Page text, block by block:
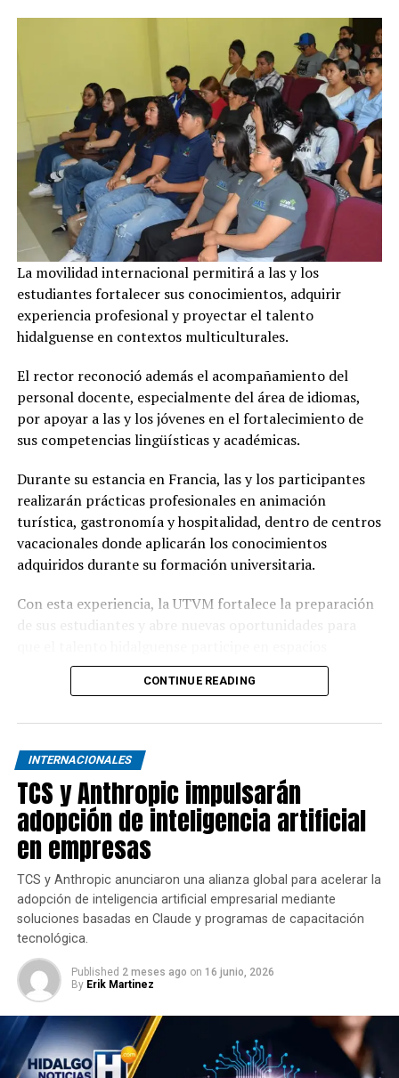
La movilidad internacional permitirá a las y los
estudiantes fortalecer sus conocimientos, adquirir
experiencia profesional y proyectar el talento
hidalguense en contextos multiculturales.
El rector reconoció además el acompañamiento del
personal docente, especialmente del área de idiomas,
por apoyar a las y los jóvenes en el fortalecimiento de
sus competencias lingüísticas y académicas.
Durante su estancia en Francia, las y los participantes
realizarán prácticas profesionales en animación
turística, gastronomía y hospitalidad, dentro de centros
vacacionales donde aplicarán los conocimientos
adquiridos durante su formación universitaria.
Con esta experiencia, la UTVM fortalece la preparación
de sus estudiantes y abre nuevas oportunidades para
internacionales.
CONTINUE READING
INTERNACIONALES
TCS y Anthropic impulsarán
adopción de inteligencia artificial
en empresas
TCS y Anthropic anunciaron una alianza global para acelerar la
adopción de inteligencia artificial empresarial mediante
soluciones basadas en Claude y programas de capacitación
tecnológica.
Published 2 meses ago on 16 junio, 2026
By Erik Martinez